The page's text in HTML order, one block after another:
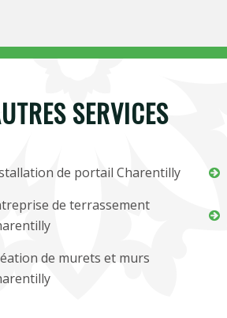
SERVICES
de portail Charentilly
de terrassement
de murets et murs